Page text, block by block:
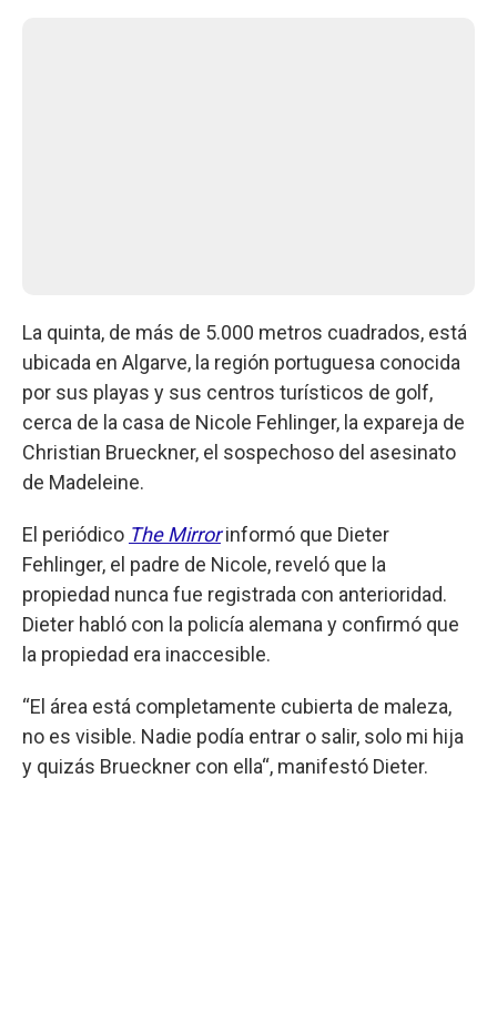
La quinta, de más de 5.000 metros cuadrados, está
ubicada en Algarve, la región portuguesa conocida
por sus playas y sus centros turísticos de golf,
cerca de la casa de Nicole Fehlinger, la expareja de
Christian Brueckner, el sospechoso del asesinato
de Madeleine.
El periódico The Mirrorinformó que Dieter
Fehlinger, el padre de Nicole, reveló que la
propiedad nunca fue registrada con anterioridad.
Dieter habló con la policía alemana y confirmó que
la propiedad era inaccesible.
“El área está completamente cubierta de maleza,
no es visible. Nadie podía entrar o salir, solo mi hija
y quizás Brueckner con ella“, manifestó Dieter.